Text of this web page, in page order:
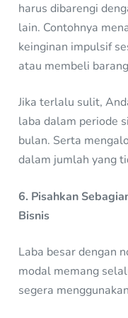
harus dibarengi
lain. Contohnya
keinginan impulsif
atau membeli
Jika terlalu sulit,
laba dalam periode
bulan. Serta
dalam jumlah yang
6. Pisahkan
Bisnis
Laba besar dengan
modal memang
segera